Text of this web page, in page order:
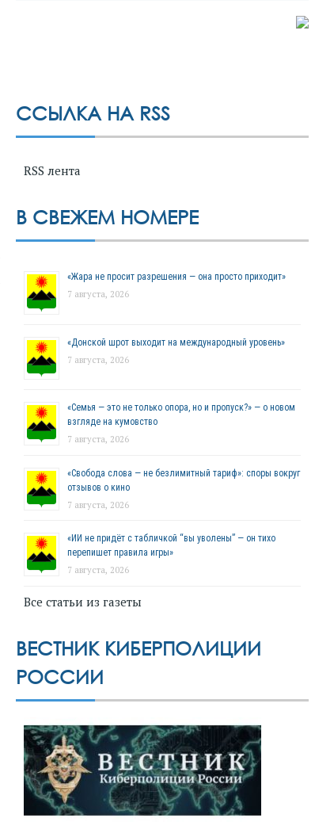
ССЫЛКА НА RSS
RSS лента
В СВЕЖЕМ НОМЕРЕ
«Жара не просит разрешения — она просто приходит»
7 августа, 2026
«Донской шрот выходит на международный уровень»
7 августа, 2026
«Семья — это не только опора, но и пропуск?» — о новом
взгляде на кумовство
7 августа, 2026
«Свобода слова — не безлимитный тариф»: споры вокруг
отзывов о кино
7 августа, 2026
«ИИ не придёт с табличкой “вы уволены” — он тихо
перепишет правила игры»
7 августа, 2026
Все статьи из газеты
ВЕСТНИК КИБЕРПОЛИЦИИ
РОССИИ